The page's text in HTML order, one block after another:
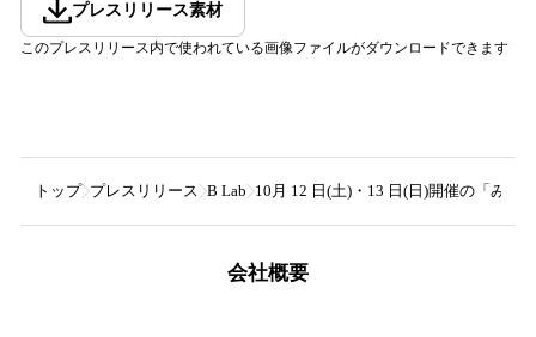
プレスリリース素材
このプレスリリース内で使われている画像ファイルがダウンロードできます
トップ プレスリリース B Lab 10月 12 日(土)・13 日(日)開催の「みん
会社概要